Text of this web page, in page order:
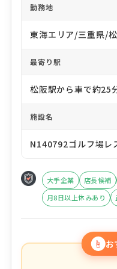
勤務地
東海エリア/三重県/
最寄り駅
松阪駅から車で約25
施設名
N140792ゴルフ場レ
大手企業 店長候補
月8日以上休みあり
☝ お